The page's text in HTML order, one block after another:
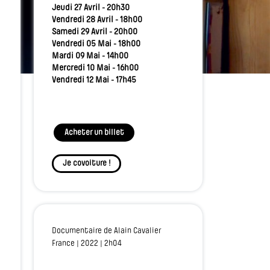
Jeudi 27 Avril - 20h30
Vendredi 28 Avril - 18h00
Samedi 29 Avril - 20h00
Vendredi 05 Mai - 18h00
Mardi 09 Mai - 14h00
Mercredi 10 Mai - 16h00
Vendredi 12 Mai - 17h45
Acheter un billet
Je covoiture !
Documentaire de Alain Cavalier
France | 2022 | 2h04